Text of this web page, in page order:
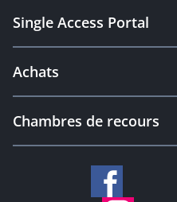
Single Access Portal
Achats
Chambres de recours